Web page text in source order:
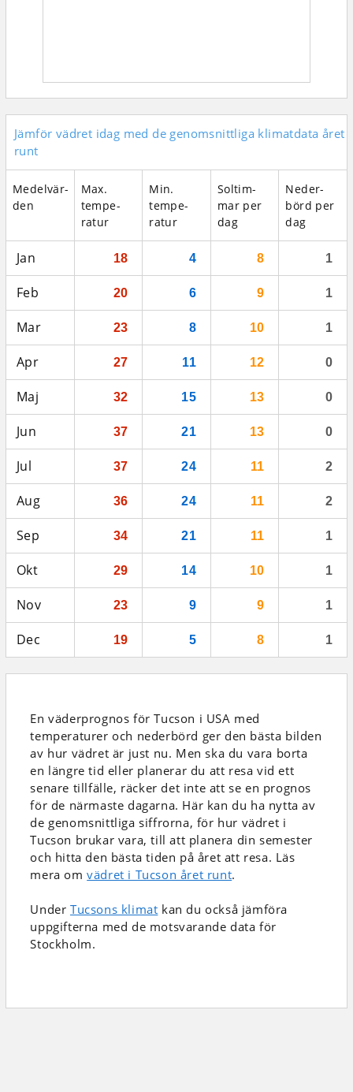
Jämför vädret idag med de genomsnittliga klimatdata året
runt
Medel­vär­
den
Max.
tempe­
ratur
Min.
tempe­
ratur
Sol­tim­
mar per
dag
Neder­
börd per
dag
Jan 18 4 8 1
Feb 20 6 9 1
Mar 23 8 10 1
Apr 27 11 12 0
Maj 32 15 13 0
Jun 37 21 13 0
Jul 37 24 11 2
Aug 36 24 11 2
Sep 34 21 11 1
Okt 29 14 10 1
Nov 23 9 9 1
Dec 19 5 8 1
En väderprognos för Tucson i USA med
temperaturer och nederbörd ger den bästa bilden
av hur vädret är just nu. Men ska du vara borta
en längre tid eller planerar du att resa vid ett
senare tillfälle, räcker det inte att se en prognos
för de närmaste dagarna. Här kan du ha nytta av
de genomsnittliga siffrorna, för hur vädret i
Tucson brukar vara, till att planera din semester
och hitta den bästa tiden på året att resa. Läs
mera omvädret i Tucson året runt.
Under Tucsons klimat kan du också jämföra
uppgifterna med de motsvarande data för
Stockholm.